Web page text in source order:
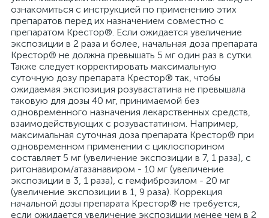
ознакомиться с инструкцией по применению этих
препаратов перед их назначением совместно с
препаратом Крестор®. Если ожидается увеличение
экспозиции в 2 раза и более, начальная доза препарата
Крестор® не должна превышать 5 мг один раз в сутки.
Также следует корректировать максимальную
суточную дозу препарата Крестор® так, чтобы
ожидаемая экспозиция розувастатина не превышала
таковую для дозы 40 мг, принимаемой без
одновременного назначения лекарственных средств,
взаимодействующих с розувастатином. Например,
максимальная суточная доза препарата Крестор® при
одновременном применении с циклоспорином
составляет 5 мг (увеличение экспозиции в 7, 1 раза), с
ритонавиром/атазанавиром - 10 мг (увеличение
экспозиции в 3, 1 раза), с гемфиброзилом - 20 мг
(увеличение экспозиции в 1, 9 раза). Коррекция
начальной дозы препарата Крестор® не требуется,
если ожидается увеличение экспозиции менее чем в 2